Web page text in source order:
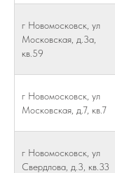
г Новомосковск, ул
Московская, д.3а,
кв.59
г Новомосковск, ул
Московская, д.7, кв.7
г Новомосковск, ул
Свердлова, д.3, кв.33